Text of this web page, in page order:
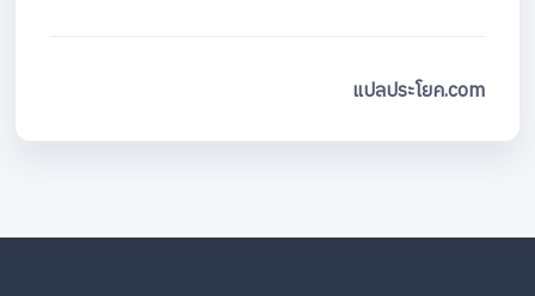
แปลประโยค.com